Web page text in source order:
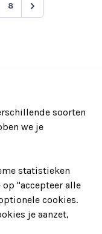
8
soorten
we je
statistieken
"accepteer alle
cookies.
je aanzet,